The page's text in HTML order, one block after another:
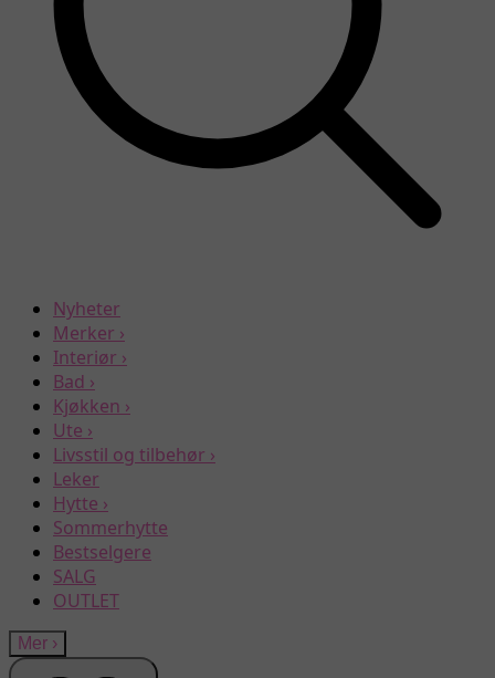
Nyheter
Merker ›
Interiør ›
Bad ›
Kjøkken ›
Ute ›
Livsstil og tilbehør ›
Leker
Hytte ›
Sommerhytte
Bestselgere
SALG
OUTLET
Mer ›